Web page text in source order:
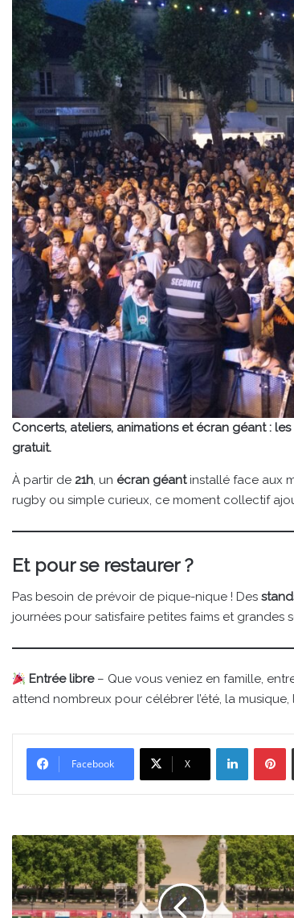
Concerts, ateliers, animations et écran géant :
gratuit.
À partir de 21h, un écran géantinstallé face aux
rugby ou simple curieux, ce moment collectif
Et pour se restaurer ?
Pas besoin de prévoir de pique-nique ! Des
journées pour satisfaire petites faims et grandes
Entrée libre– Que vous veniez en famille,
attend nombreux pour célébrer l’été, la
Facebook X
Linkedin
Un
écran
géant
place
des